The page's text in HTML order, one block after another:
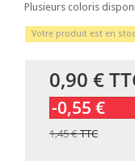
Plusieurs coloris
Votre produit est en
0,90 €
-0,55 €
1,45 €TTC